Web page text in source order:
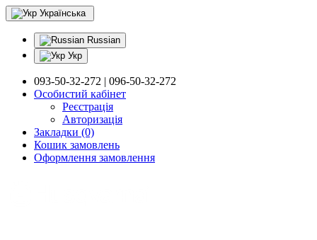
Українська
Russian
Укр
093-50-32-272 | 096-50-32-272
Особистий кабінет
Реєстрація
Авторизація
Закладки (0)
Кошик замовлень
Оформлення замовлення